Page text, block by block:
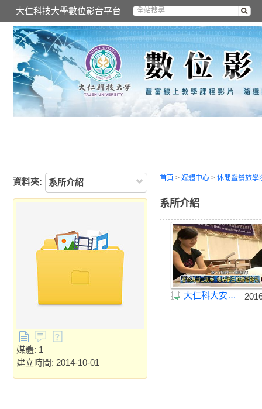
大仁科技大學數位影音平台
資料夾: 系所介紹
媒體: 1
建立時間: 2014-10-01
首頁 > 媒體中心 > 休閒暨餐旅學
系所介紹
大仁科大安排芳療課程 輔導學生考取國際證照